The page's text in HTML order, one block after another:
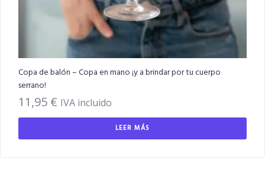
Copa de balón – Copa en mano ¡y a brindar por tu cuerpo
serrano!
11,95 € IVA incluido
LEER MÁS